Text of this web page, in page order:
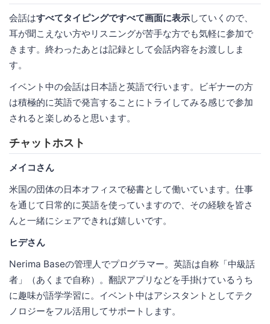
会話はすべてタイピングですべて画面に表示していくので、
耳が聞こえない方やリスニングが苦手な方でも気軽に参加で
きます。終わったあとは記録として会話内容をお渡ししま
す。
イベント中の会話は日本語と英語で行います。ビギナーの方
は積極的に英語で発言することにトライしてみる感じで参加
されると楽しめると思います。
チャットホスト
メイコさん
米国の団体の日本オフィスで秘書として働いています。仕事
を通じて日常的に英語を使っていますので、その経験を皆さ
んと一緒にシェアできれば嬉しいです。
ヒデさん
Nerima Baseの管理人でプログラマー。英語は自称「中級話
者」（あくまで自称）。翻訳アプリなどを手掛けているうち
に趣味が語学学習に。イベント中はアシスタントとしてテク
ノロジーをフル活用してサポートします。